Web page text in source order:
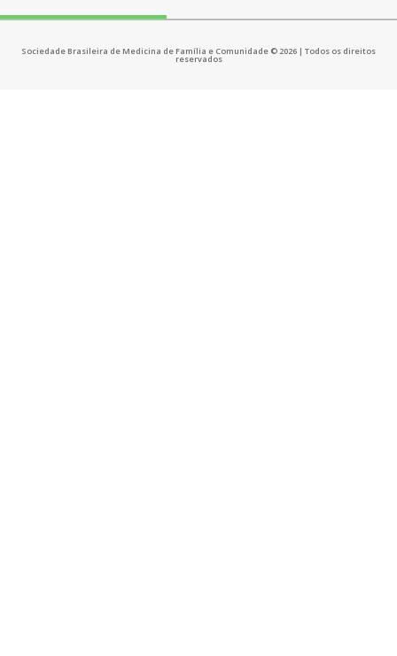
Sociedade Brasileira de Medicina de Família e Comunidade © 2026 | Todos os direitos
reservados